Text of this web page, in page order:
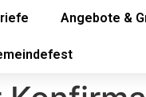
Angebote &